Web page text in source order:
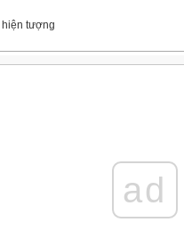
tượng
ad